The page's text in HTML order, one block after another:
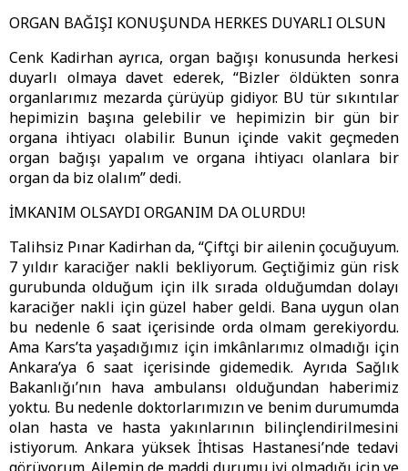
ORGAN BAĞIŞI KONUŞUNDA HERKES DUYARLI OLSUN
Cenk Kadirhan ayrıca, organ bağışı konusunda herkesi
duyarlı olmaya davet ederek, “Bizler öldükten sonra
organlarımız mezarda çürüyüp gidiyor. BU tür sıkıntılar
hepimizin başına gelebilir ve hepimizin bir gün bir
organa ihtiyacı olabilir. Bunun içinde vakit geçmeden
organ bağışı yapalım ve organa ihtiyacı olanlara bir
organ da biz olalım” dedi.
İMKANIM OLSAYDI ORGANIM DA OLURDU!
Talihsiz Pınar Kadirhan da, “Çiftçi bir ailenin çocuğuyum.
7 yıldır karaciğer nakli bekliyorum. Geçtiğimiz gün risk
gurubunda olduğum için ilk sırada olduğumdan dolayı
karaciğer nakli için güzel haber geldi. Bana uygun olan
bu nedenle 6 saat içerisinde orda olmam gerekiyordu.
Ama Kars’ta yaşadığımız için imkânlarımız olmadığı için
Ankara’ya 6 saat içerisinde gidemedik. Ayrıda Sağlık
Bakanlığı’nın hava ambulansı olduğundan haberimiz
yoktu. Bu nedenle doktorlarımızın ve benim durumumda
olan hasta ve hasta yakınlarının bilinçlendirilmesini
istiyorum. Ankara yüksek İhtisas Hastanesi’nde tedavi